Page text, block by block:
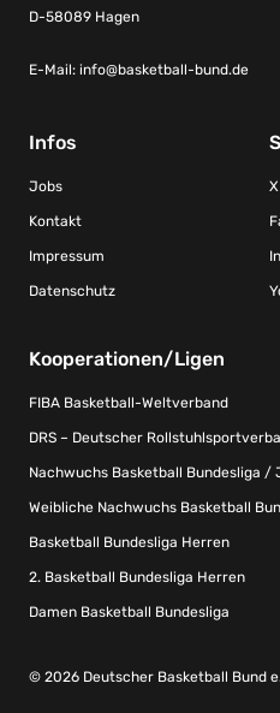
D-58089 Hagen
E-Mail: info@basketball-bund.de
Infos
Jobs
Kontakt
Impressum
Datenschutz
Kooperationen/Ligen
FIBA Basketball-Weltverband
DRS – Deutscher
Nachwuchs Basketball Bundesliga /
Weibliche Nachwuchs Basketball
Basketball Bundesliga Herren
2. Basketball Bundesliga Herren
Damen Basketball Bundesliga
© 2026 Deutscher Basketball Bund